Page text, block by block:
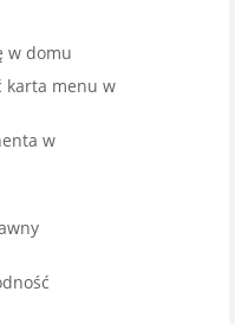
w domu
karta menu w
w